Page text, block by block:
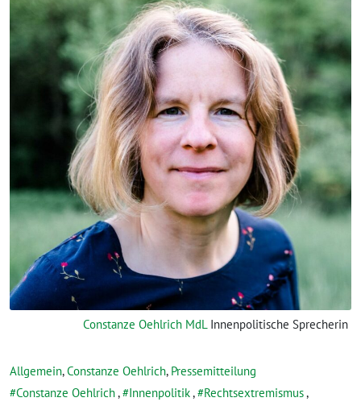
Constanze Oehlrich MdLInnenpolitische Sprecherin
Allgemein,Constanze Oehlrich, Pressemitteilung
Constanze Oehlrich, Innenpolitik, Rechtsextremismus,